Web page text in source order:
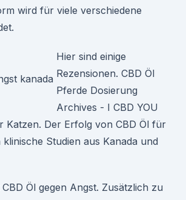
wird für viele verschiedene
Hier sind einige
Rezensionen. CBD Öl
Pferde Dosierung
Archives - I CBD YOU
Katzen. Der Erfolg von CBD Öl für
Studien aus Kanada und
Öl gegen Angst. Zusätzlich zu